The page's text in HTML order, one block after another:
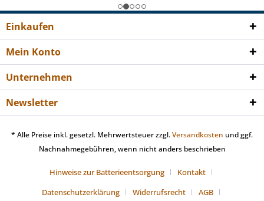
Einkaufen
Mein Konto
Unternehmen
Newsletter
* Alle Preise inkl. gesetzl. Mehrwertsteuer zzgl.Versandkosten und ggf.
Nachnahmegebühren, wenn nicht anders beschrieben
Hinweise zur Batterieentsorgung
Kontakt
Datenschutzerklärung
Widerrufsrecht AGB